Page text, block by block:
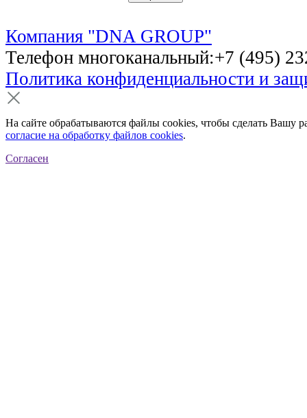
Компания "DNA GROUP"
Телефон многоканальный:+7 (495)
Политика конфиденциальности и
На сайте обрабатываются файлы cookies, чтобы сделать Вашу
согласие на обработку файлов cookies.
Согласен